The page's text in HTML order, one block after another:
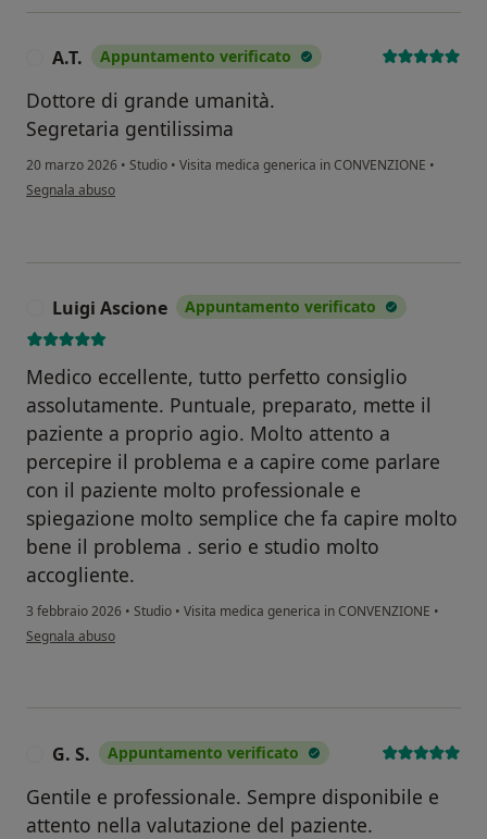
A.T. Appuntamento verificato
Dottore di grande umanità.
Segretaria gentilissima
20 marzo 2026 • Studio • Visita medica generica in CONVENZIONE •
secondo l'opinione dell'utente A.T.
Segnala abuso
Luigi Ascione Appuntamento verificato
Medico eccellente, tutto perfetto consiglio
assolutamente. Puntuale, preparato, mette il
paziente a proprio agio. Molto attento a
percepire il problema e a capire come parlare
con il paziente molto professionale e
spiegazione molto semplice che fa capire molto
bene il problema . serio e studio molto
accogliente.
3 febbraio 2026 • Studio • Visita medica generica in CONVENZIONE •
secondo l'opinione dell'utente Luigi Ascione
Segnala abuso
G. S. Appuntamento verificato
Gentile e professionale. Sempre disponibile e
attento nella valutazione del paziente.